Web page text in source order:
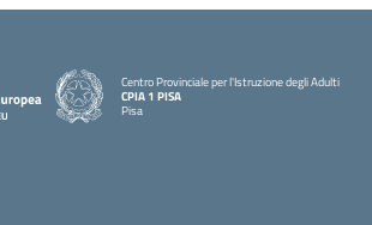
Centro Provinciale per l'Istruzione degli Adulti
CPIA 1 PISA
Pisa